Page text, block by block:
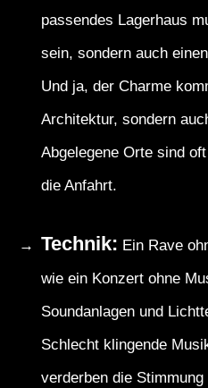
passendes Lagerhaus
sein, sondern auch
Und ja, der Charme
Architektur, sondern
Abgelegene Orte sind
die Anfahrt.
Technik: Ein Rave
wie ein Konzert ohne
Soundanlagen und
Schlecht klingende
verderben die